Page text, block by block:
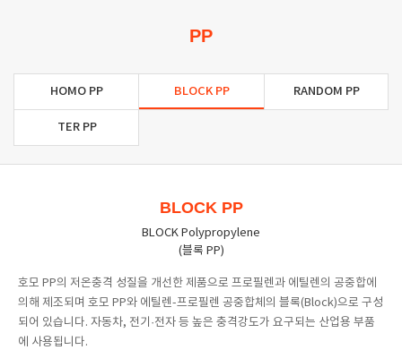
PP
HOMO PP BLOCK PP RANDOM PP
TER PP
BLOCK PP
BLOCK Polypropylene
(블록 PP)
호모 PP의 저온충격 성질을 개선한 제품으로 프로필렌과 에틸렌의 공중합에
의해 제조되며 호모 PP와 에틸렌-프로필렌 공중합체의 블록(Block)으로 구성
되어 있습니다. 자동차, 전기·전자 등 높은 충격강도가 요구되는 산업용 부품
에 사용됩니다.